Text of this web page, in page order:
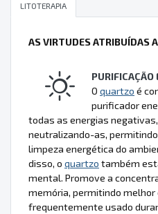
LITOTERAPIA
AS VIRTUDES ATRIBUÍDAS
PURIFICAÇÃO
O quartzo é
purificador
todas as energias
neutralizando-as,
limpeza energética do
disso, o quartzo também
mental. Promove a
memória, permitindo melhor
frequentemente usado